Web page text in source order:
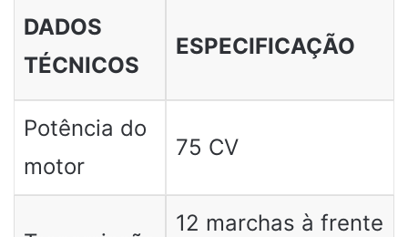
DADOS
TÉCNICOS
ESPECIFICAÇÃO
Potência do
motor
75 CV
12 marchas à frente